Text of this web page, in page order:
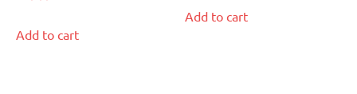
Add to cart
Add to cart